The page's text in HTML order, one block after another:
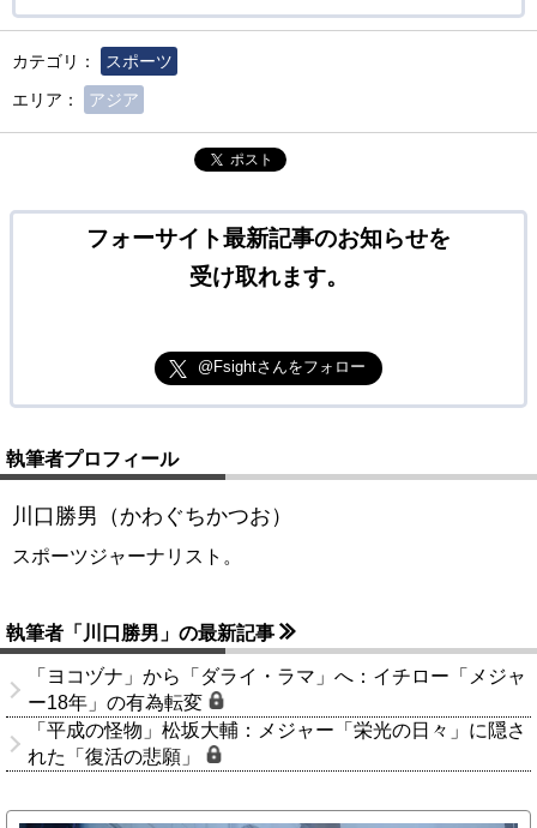
カテゴリ：
スポーツ
エリア：
アジア
ポスト
フォーサイト最新記事のお知らせを
受け取れます。
@Fsightさんをフォロー
執筆者プロフィール
川口勝男（かわぐちかつお）
スポーツジャーナリスト。
執筆者「川口勝男」の最新記事
「ヨコヅナ」から「ダライ・ラマ」へ：イチロー「メジャ
ー18年」の有為転変
「平成の怪物」松坂大輔：メジャー「栄光の日々」に隠さ
れた「復活の悲願」